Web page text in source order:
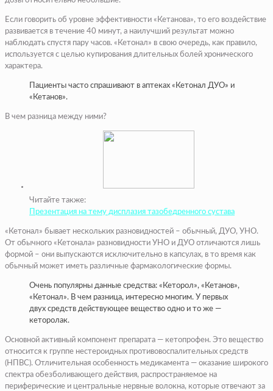
Если говорить об уровне эффективности «Кетанова», то его воздействие
развивается в течение 40 минут, а наилучший результат можно
наблюдать спустя пару часов. «Кетонал» в свою очередь, как правило,
используется с целью купирования длительных болей хронического
характера.
Пациенты часто спрашивают в аптеках «Кетонал ДУО» и
«Кетанов».
В чем разница между ними?
Читайте также:
Презентация на тему дисплазия тазобедренного сустава
«Кетонал» бывает нескольких разновидностей – обычный, ДУО, УНО.
От обычного «Кетонала» разновидности УНО и ДУО отличаются лишь
формой – они выпускаются исключительно в капсулах, в то время как
обычный может иметь различные фармакологические формы.
Очень популярны данные средства: «Кеторол», «Кетанов»,
«Кетонал». В чем разница, интересно многим. У первых
двух средств действующее вещество одно и то же —
кеторолак.
Основной активный компонент препарата — кетопрофен. Это вещество
относится к группе нестероидных противовоспалительных средств
(НПВС). Отличительная особенность медикамента — оказание широкого
спектра обезболивающего действия, распространяемое на
периферические и центральные нервные волокна, которые отвечают за